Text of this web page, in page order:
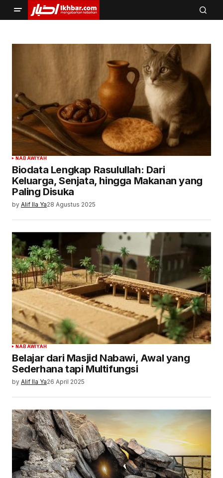
NABAWIYAH
Biodata Lengkap Rasulullah: Dari
Keluarga, Senjata, hingga Makanan yang
Paling Disuka
by Alif Ila Ya28 Agustus 2025
NABAWIYAH
Belajar dari Masjid Nabawi, Awal yang
Sederhana tapi Multifungsi
by Alif Ila Ya26 April 2025